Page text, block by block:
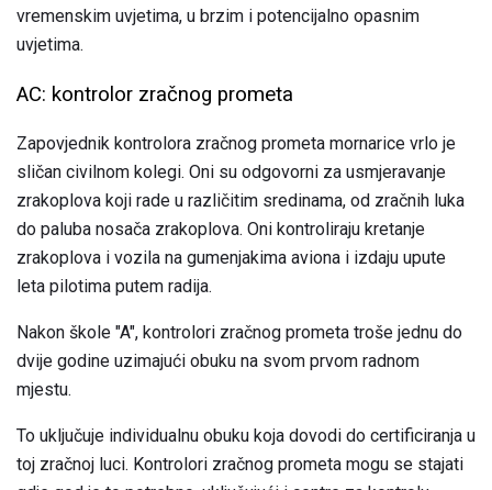
vremenskim uvjetima, u brzim i potencijalno opasnim
uvjetima.
AC: kontrolor zračnog prometa
Zapovjednik kontrolora zračnog prometa mornarice vrlo je
sličan civilnom kolegi. Oni su odgovorni za usmjeravanje
zrakoplova koji rade u različitim sredinama, od zračnih luka
do paluba nosača zrakoplova. Oni kontroliraju kretanje
zrakoplova i vozila na gumenjakima aviona i izdaju upute
leta pilotima putem radija.
Nakon škole "A", kontrolori zračnog prometa troše jednu do
dvije godine uzimajući obuku na svom prvom radnom
mjestu.
To uključuje individualnu obuku koja dovodi do certificiranja u
toj zračnoj luci. Kontrolori zračnog prometa mogu se stajati